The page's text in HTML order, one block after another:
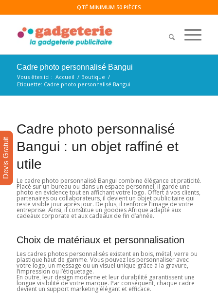
QTÉ MINIMUM 50 PIÈCES
Cadre photo personnalisé Bangui
Vous êtes ici : Accueil / Boutique /
Etiquette: Cadre photo personnalisé Bangui
Cadre photo personnalisé
Bangui : un objet raffiné et
utile
Le cadre photo personnalisé Bangui combine élégance et praticité.
Placé sur un bureau ou dans un espace personnel, il garde une
photo en évidence tout en affichant votre logo. Offert à vos clients,
partenaires ou collaborateurs, il devient un objet publicitaire qui
reste visible jour après jour. De plus, il renforce l’image de votre
entreprise. Ainsi, il constitue un goodies Afrique adapté aux
cadeaux corporate et aux cadeaux de fin d’année.
Choix de matériaux et personnalisation
Les cadres photos personnalisés existent en bois, métal, verre ou
plastique haut de gamme. Vous pouvez les personnaliser avec
votre logo, un message ou un visuel unique grâce à la gravure,
l’impression ou l’étiquetage.
En outre, leur design moderne et leur durabilité garantissent une
longue visibilité de votre marque. Par conséquent, chaque cadre
devient un support marketing élégant et efficace.
Devis Gratuit